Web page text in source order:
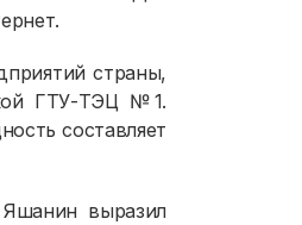
страны,
ГТУ-ТЭЦ №1.
составляет
выразил